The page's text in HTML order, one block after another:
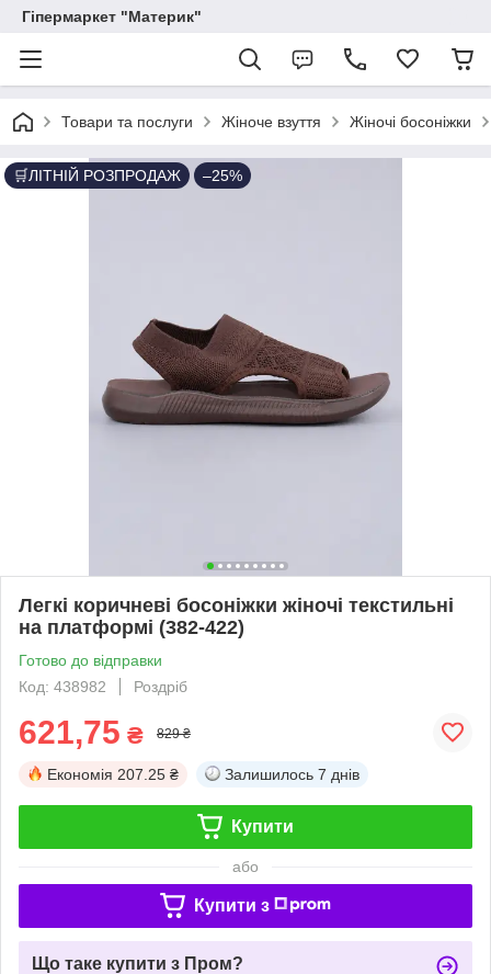
Гіпермаркет "Материк"
Товари та послуги Жіноче взуття Жіночі босоніжки
🛒ЛІТНІЙ РОЗПРОДАЖ –25%
Легкі коричневі босоніжки жіночі текстильні
на платформі (382-422)
Готово до відправки
Код: 438982
Роздріб
621,75 ₴ 829 ₴
Економія 207.25 ₴ Залишилось 7 днів
Купити
або
Купити з
Що таке купити з Пром?